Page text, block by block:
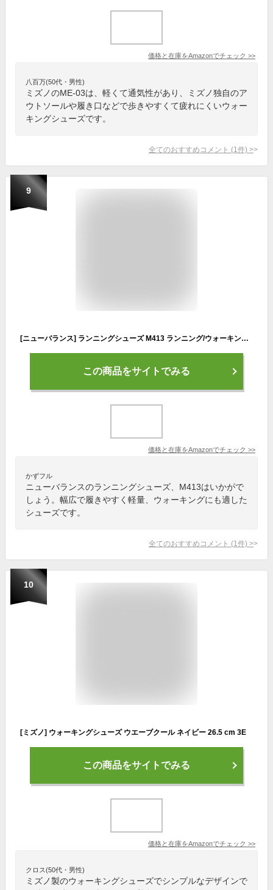
価格と在庫をAmazonでチェック >>
八百万(50代・男性)
ミズノのME-03は、軽くて通気性があり、ミズノ独自のア
ウトソールや履き口などで歩きやすくて疲れにくいウォー
キングシューズです。
全てのおすすめコメント (1 件) >
9
[ニューバランス] ランニングシューズ M413 ランニング/ウォーキング/幅広/軽量 メンズ LA3(BLACK) 26.5 cm 2E
この商品をサイトでみる
価格と在庫をAmazonでチェック >>
かずフル
ニューバランスのランニングシューズ、M413はいかがで
しょう。幅広で履きやすく軽量、ウォーキングにも適した
シューズです。
全てのおすすめコメント (1 件) >
10
[ミズノ] ウォーキングシューズ ウエーブクール ネイビー 26.5 cm 3E
この商品をサイトでみる
価格と在庫をAmazonでチェック >>
クロス(50代・男性)
ミズノ製のウォーキングシューズでシンプルなデザインで